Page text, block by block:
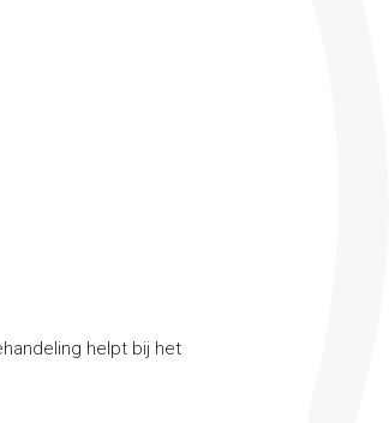
helpt bij het